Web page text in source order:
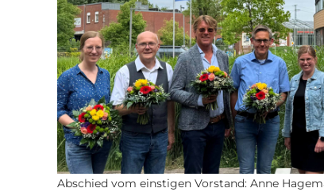
Abschied vom einstigen Vorstand: Anne